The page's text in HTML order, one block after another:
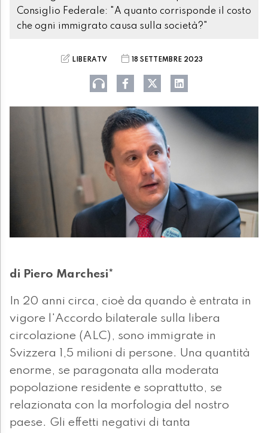
Consiglio Federale: "A quanto corrisponde il costo
che ogni immigrato causa sulla società?"
LIBERATV 18 SETTEMBRE 2023
di Piero Marchesi*
In 20 anni circa, cioè da quando è entrata in
vigore l'Accordo bilaterale sulla libera
circolazione (ALC), sono immigrate in
Svizzera 1,5 milioni di persone. Una quantità
enorme, se paragonata alla moderata
popolazione residente e soprattutto, se
relazionata con la morfologia del nostro
paese. Gli effetti negativi di tanta